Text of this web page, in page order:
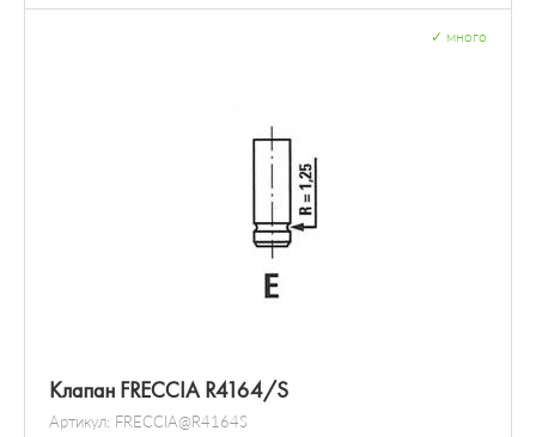
Клапан FRECCIA R4164/S
Артикул: FRECCIA@R4164S
много